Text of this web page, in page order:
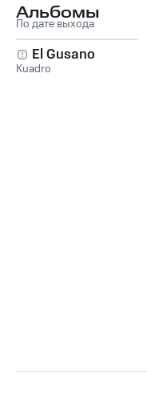
Альбомы
По дате выхода
El Gusano
Kuadro